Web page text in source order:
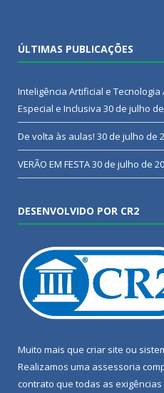
ÚLTIMAS PUBLICAÇÕES
Inteligência Artificial e
Especial e Inclusiva 30 de julho
De volta às aulas! 30 de julho de
VERÃO EM FESTA30 de julho de
DESENVOLVIDO POR CR2
Muito mais que criar site ou
Realizamos uma assessoria
contrato que todas as exigências